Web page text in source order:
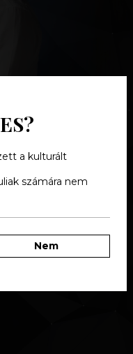
a kulturált
számára nem
Nem